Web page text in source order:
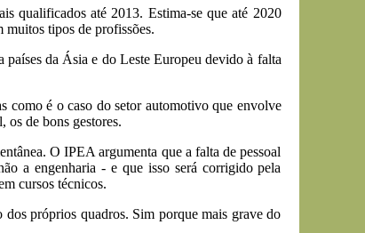
qualificados até 2013. Estima-se que até 2020
muitos tipos de profissões.
países da Ásia e do Leste Europeu devido à falta
como é o caso do setor automotivo que envolve
os de bons gestores.
O IPEA argumenta que a falta de pessoal
a engenharia - e que isso será corrigido pela
cursos técnicos.
dos próprios quadros. Sim porque mais grave do